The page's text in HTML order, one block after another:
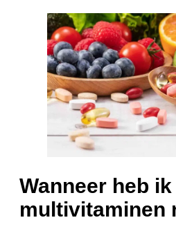
Wanneer heb ik
multivitaminen